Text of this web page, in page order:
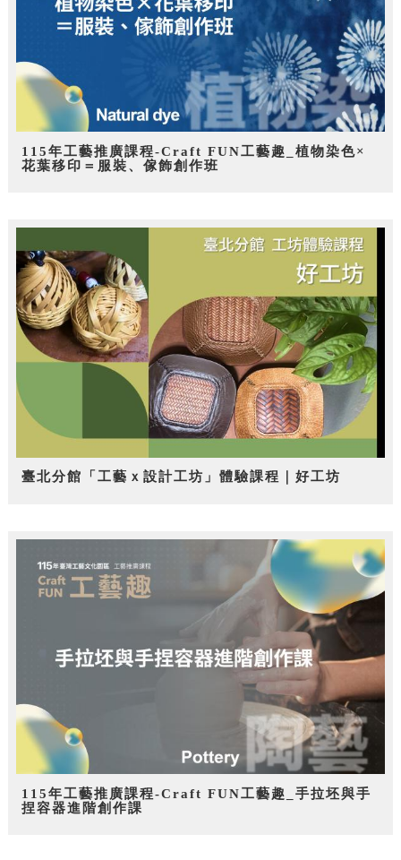
115年工藝推廣課程-Craft FUN工藝趣_植物染色×
花葉移印＝服裝、傢飾創作班
臺北分館「工藝ｘ設計工坊」體驗課程｜好工坊
115年工藝推廣課程-Craft FUN工藝趣_手拉坯與手
捏容器進階創作課